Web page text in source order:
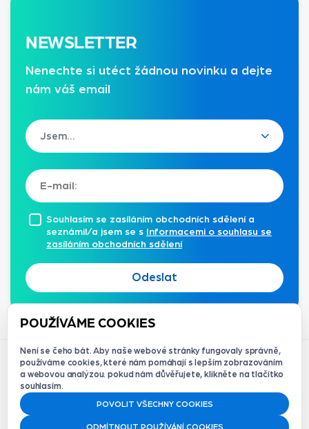
NEWSLETTER
Nenechte si utéct žádnou novinku a dejte
nám váš email
Souhlasím se zasíláním obchodních sdělení a
seznámil/a jsem se s
Informacemi o souhlasu se
zasíláním obchodních sdělení
Odeslat
ISO/IEC 27001:2023
POUŽÍVÁME COOKIES
Není se čeho bát. Aby naše webové stránky fungovaly správně,
používáme cookies, které nám pomáhají s lepším zobrazováním
a webovou analýzou. pokud nám důvěřujete, klikněte na tlačítko
souhlasím.
POVOLIT VŠECHNY COOKIES
ODMÍTNOUT POUŽÍVÁNÍ COOKIES